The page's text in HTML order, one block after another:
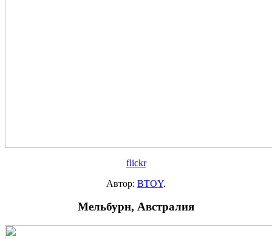
flickr
Автор: BTOY.
Мельбурн, Австралия